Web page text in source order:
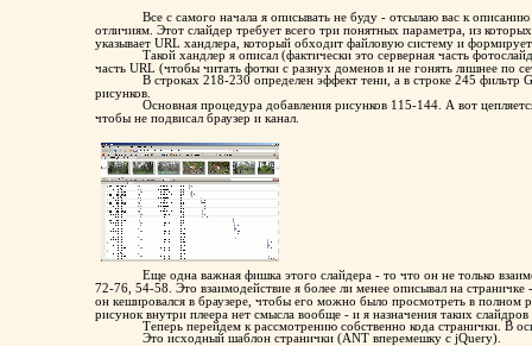
Все с самого начала я описывать не буду - отсылаю вас к
отличиям. Этот слайдер требует всего три понятных параметра, из
указывает URL хандлера, который обходит файловую систему и
Такой хандлер я описал (фактически это серверная часть
часть URL (чтобы читать фотки с разнух доменов и не гонять лишнее по
В строках 218-230 определен эффект тени, а в строке 245
рисунков.
Основная процедура добавления рисунков 115-144. А вот
чтобы не подвисал браузер и канал.
Еще одна важная фишка этого слайдера - то что он не только
72-76, 54-58. Это взаимодействие я более ли менее описывал на страничке
он кешировался в браузере, чтобы его можно было просмотреть в полном
рисунок внутри плеера нет смысла вообще - и я назначения таких
Теперь перейдем к рассмотрению собственно кода странички. В
Это исходный шаблон странички (ANT вперемешку с jQuery).